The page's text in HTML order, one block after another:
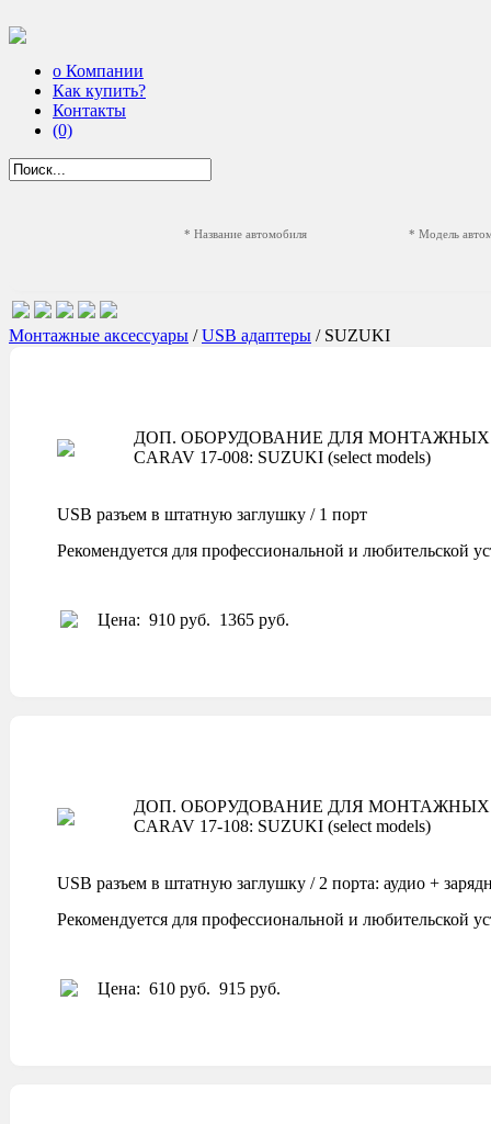
о Компании
Как купить?
Контакты
(0)
* Название автомобиля * Модель
Монтажные аксессуары /USB адаптеры / SUZUKI
ДОП. ОБОРУДОВАНИЕ ДЛЯ МОНТАЖНЫХ
CARAV 17-008: SUZUKI (select models)
USB разъем в штатную заглушку / 1 порт
Рекомендуется для профессиональной и любительской
Цена: 910 руб. 1365 руб.
ДОП. ОБОРУДОВАНИЕ ДЛЯ МОНТАЖНЫХ
CARAV 17-108: SUZUKI (select models)
USB разъем в штатную заглушку / 2 порта: аудио +
Рекомендуется для профессиональной и любительской
Цена: 610 руб. 915 руб.